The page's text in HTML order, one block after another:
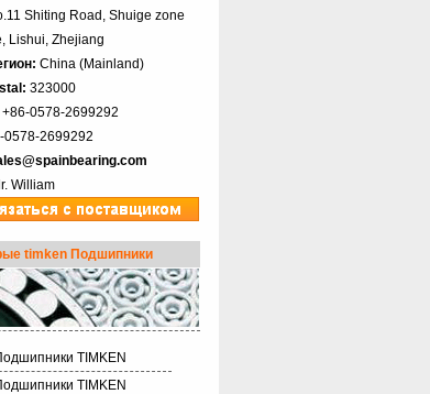
Shiting Road, Shuige zone
Lishui, Zhejiang
China (Mainland)‎
323000
+86-0578-2699292
0578-2699292
William
timken Подшипники
TIMKEN
TIMKEN